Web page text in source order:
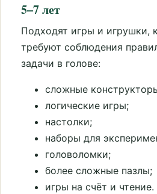
5–7 лет
Подходят игры и игрушки,
требуют соблюдения
задачи в голове:
сложные
логические игры;
настолки;
наборы для
головоломки;
более сложные пазлы;
игры на счёт и чтение.